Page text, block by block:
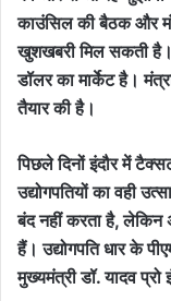
काउंसिल की बैठक और
खुशखबरी मिल सकती
डॉलर का मार्केट है।
तैयार की है।
पिछले दिनों इंदौर में
उद्योगपतियों का वही
बंद नहीं करता है, लेकिन
हैं। उद्योगपति धार के
मुख्यमंत्री डॉ. यादव